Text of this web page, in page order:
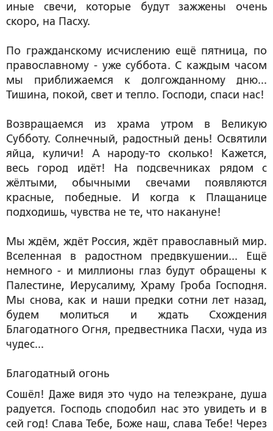
иные свечи, которые будут зажжены очень
скоро, на Пасху.
По гражданскому исчислению ещё пятница, по
православному - уже суббота. С каждым часом
мы приближаемся к долгожданному дню...
Тишина, покой, свет и тепло. Господи, спаси нас!
Возвращаемся из храма утром в Великую
Субботу. Солнечный, радостный день! Освятили
яйца, куличи! А народу-то сколько! Кажется,
весь город идёт! На подсвечниках рядом с
жёлтыми, обычными свечами появляются
красные, победные. И когда к Плащанице
подходишь, чувства не те, что накануне!
Мы ждём, ждёт Россия, ждёт православный мир.
Вселенная в радостном предвкушении... Ещё
немного - и миллионы глаз будут обращены к
Палестине, Иерусалиму, Храму Гроба Господня.
Мы снова, как и наши предки сотни лет назад,
будем молиться и ждать Схождения
Благодатного Огня, предвестника Пасхи, чуда из
чудес...
Благодатный огонь
Сошёл! Даже видя это чудо на телеэкране, душа
радуется. Господь сподобил нас это увидеть и в
сей год! Слава Тебе, Боже наш, слава Тебе! Через